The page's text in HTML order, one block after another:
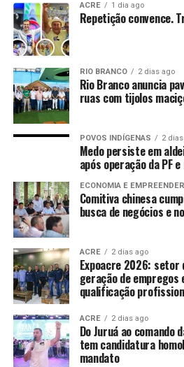
ACRE 1 dia ago
Repetição convence.
RIO BRANCO 2 dias ago
Rio Branco anuncia
ruas com tijolos
POVOS INDÍGENAS 2
Medo persiste em
após operação da PF
ECONOMIA E EMPREENDER
Comitiva chinesa
busca de negócios e
ACRE 2 dias ago
Expoacre 2026:
geração de
qualificação
ACRE 2 dias ago
Do Juruá ao comando
tem candidatura
mandato